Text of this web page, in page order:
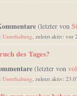
(letzter von
Unterhaltung, zuletzt aktiv: vor
des Tages?
(letzter von
Unterhaltung , zuletzt aktiv: